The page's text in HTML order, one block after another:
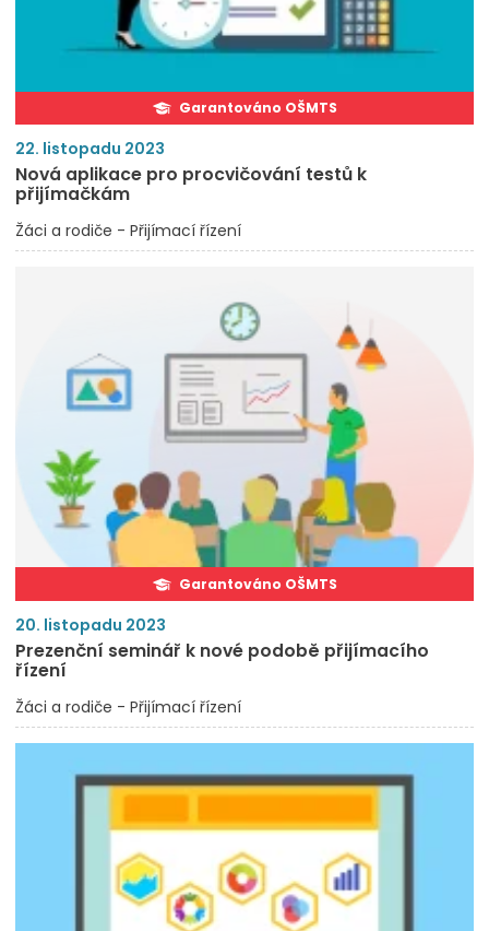
Garantováno OŠMTS
22. listopadu 2023
Nová aplikace pro procvičování testů k
přijímačkám
Žáci a rodiče - Přijímací řízení
Garantováno OŠMTS
20. listopadu 2023
Prezenční seminář k nové podobě přijímacího
řízení
Žáci a rodiče - Přijímací řízení